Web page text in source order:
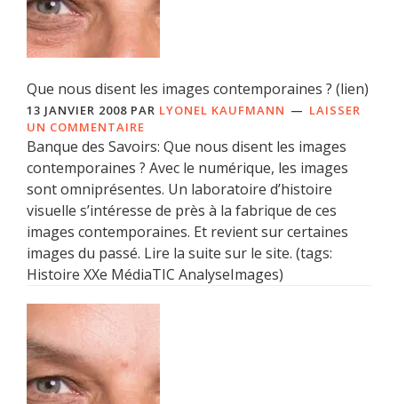
Que nous disent les images contemporaines ? (lien)
13 JANVIER 2008 PAR LYONEL KAUFMANN
LAISSER
UN COMMENTAIRE
Banque des Savoirs: Que nous disent les images
contemporaines ? Avec le numérique, les images
sont omniprésentes. Un laboratoire d’histoire
visuelle s’intéresse de près à la fabrique de ces
images contemporaines. Et revient sur certaines
images du passé. Lire la suite sur le site. (tags:
Histoire XXe MédiaTIC AnalyseImages)